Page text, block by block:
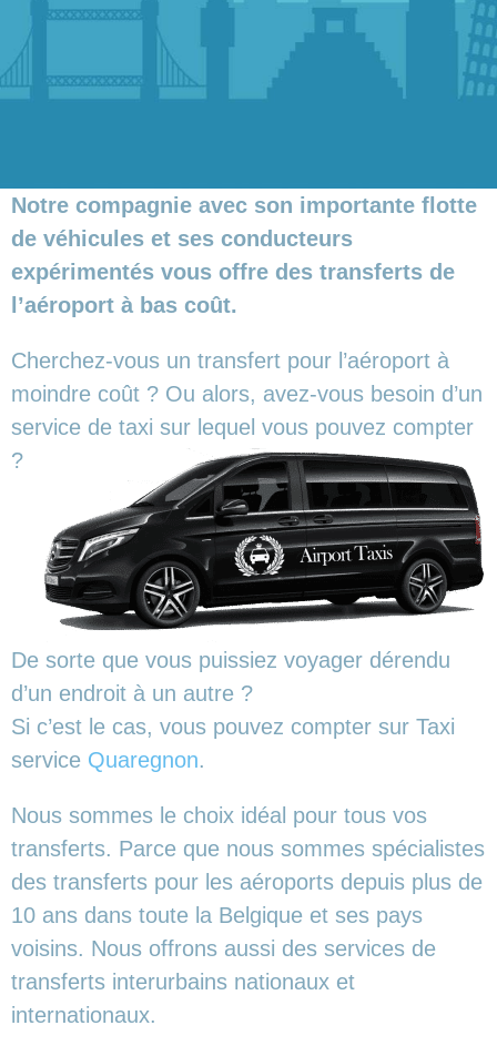
Notre compagnie avec son importante flotte
de véhicules et ses conducteurs
expérimentés vous offre des transferts de
l’aéroport à bas coût.
Cherchez-vous un transfert pour l’aéroport à
moindre coût ? Ou alors, avez-vous besoin d’un
service de taxi sur lequel vous pouvez compter
?
De sorte que vous puissiez voyager dérendu
d’un endroit à un autre ?
Si c’est le cas, vous pouvez compter sur Taxi
service Quaregnon.
Nous sommes le choix idéal pour tous vos
transferts. Parce que nous sommes spécialistes
des transferts pour les aéroports depuis plus de
10 ans dans toute la Belgique et ses pays
voisins. Nous offrons aussi des services de
transferts interurbains nationaux et
internationaux.